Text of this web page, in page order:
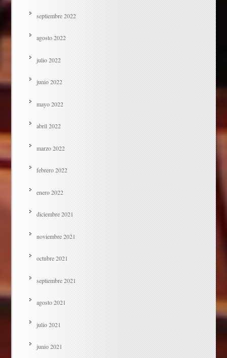
septiembre 2022
agosto 2022
julio 2022
junio 2022
mayo 2022
abril 2022
marzo 2022
febrero 2022
enero 2022
diciembre 2021
noviembre 2021
octubre 2021
septiembre 2021
agosto 2021
julio 2021
junio 2021